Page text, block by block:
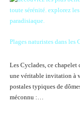
Plages naturistes dans les
Les Cyclades, ce chapelet
une véritable invitation à
postales typiques de
méconnu :…